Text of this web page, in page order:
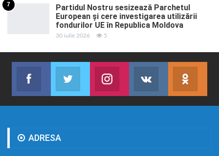
7
Partidul Nostru sesizează Parchetul
European și cere investigarea utilizării
fondurilor UE în Republica Moldova
30 iulie 2026 5
Facebook
Abonează-te
Twitter
Join us on TwitterJoin us on Instagram
Abonează-te
ADRESA